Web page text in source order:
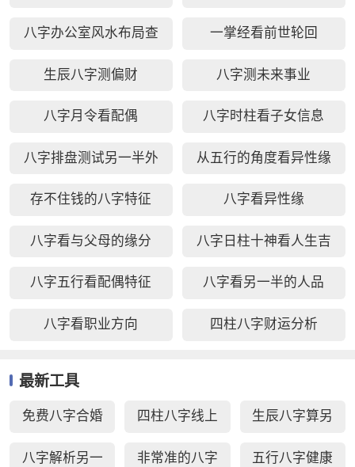
八字办公室风水布局查
询
一掌经看前世轮回
生辰八字测偏财 八字测未来事业
八字月令看配偶 八字时柱看子女信息
八字排盘测试另一半外
貌
从五行的角度看异性缘
存不住钱的八字特征 八字看异性缘
八字看与父母的缘分 八字日柱十神看人生吉
八字五行看配偶特征 八字看另一半的人品
八字看职业方向 四柱八字财运分析
最新工具
免费八字合婚
周易生辰八字
四柱八字线上
排盘
生辰八字算另
一半长相
八字解析另一 非常准的八字 五行八字健康